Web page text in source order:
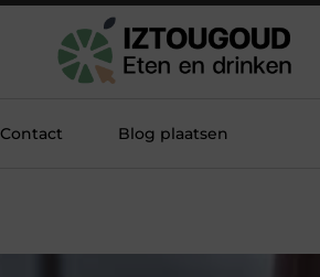
Contact Blog plaatsen